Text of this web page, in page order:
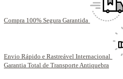
Compra 100% Segura Garantida
Envio Rápido e Rastreável Internacional
Garantia Total de Transporte Antiquebra